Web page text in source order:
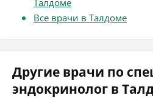
Талдоме
Все врачи в Талдоме
Другие врачи по
эндокринолог в